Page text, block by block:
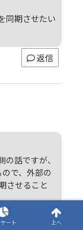
同期させたい
返信
話ですが、
で、外部の
させること
返信
ート 上へ